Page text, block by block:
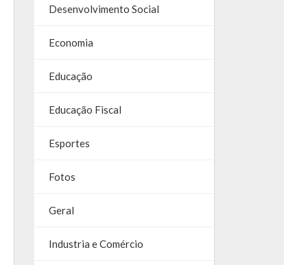
Desenvolvimento Social
Economia
Educação
Educação Fiscal
Esportes
Fotos
Geral
Industria e Comércio